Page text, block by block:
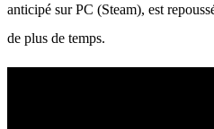
anticipé sur PC (Steam), est
de plus de temps.